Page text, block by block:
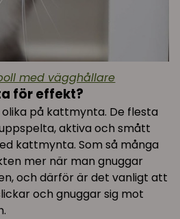
med vägghållare
för effekt?
på kattmynta. De flesta
aktiva och smått
kattmynta. Som så många
mer när man gnuggar
och därför är det vanligt att
och gnuggar sig mot